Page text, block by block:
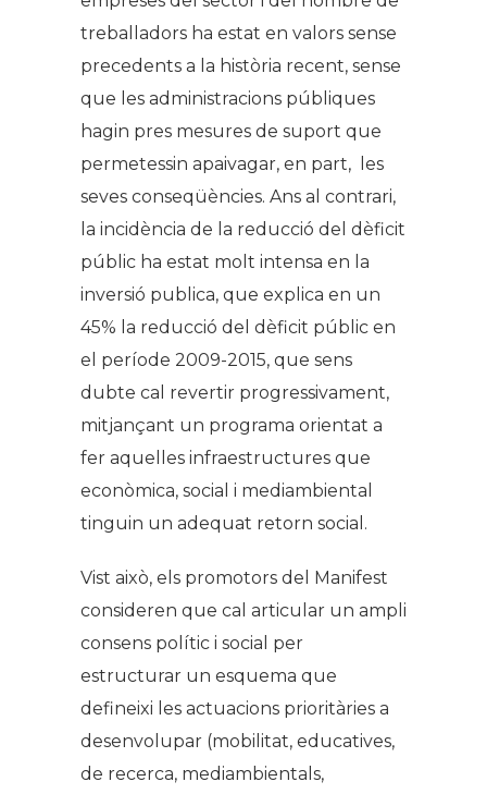
treballadors ha estat en valors sense
precedents a la història recent, sense
que les administracions públiques
hagin pres mesures de suport que
permetessin apaivagar, en part, les
seves conseqüències. Ans al contrari,
la incidència de la reducció del dèficit
públic ha estat molt intensa en la
inversió publica, que explica en un
45% la reducció del dèficit públic en
el període 2009-2015, que sens
dubte cal revertir progressivament,
mitjançant un programa orientat a
fer aquelles infraestructures que
econòmica, social i mediambiental
tinguin un adequat retorn social.
Vist això, els promotors del Manifest
consideren que cal articular un ampli
consens polític i social per
estructurar un esquema que
defineixi les actuacions prioritàries a
desenvolupar (mobilitat, educatives,
de recerca, mediambientals,